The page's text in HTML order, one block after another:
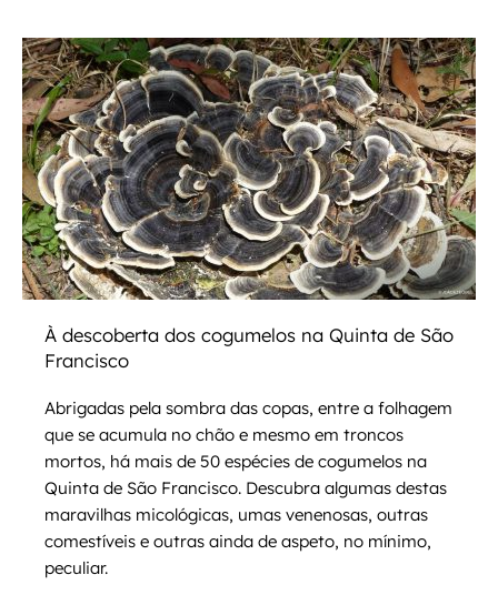
À descoberta dos cogumelos na Quinta de São
Francisco
Abrigadas pela sombra das copas, entre a folhagem
que se acumula no chão e mesmo em troncos
mortos, há mais de 50 espécies de cogumelos na
Quinta de São Francisco. Descubra algumas destas
maravilhas micológicas, umas venenosas, outras
comestíveis e outras ainda de aspeto, no mínimo,
peculiar.